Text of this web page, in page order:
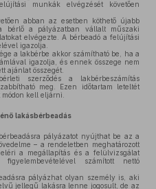
munkák elvégzését követően
abban az esetben köthető újabb
bérlő a pályázatban vállalt műszaki
elvégezte. A bérbeadó a felújítási
igazolja.
a lakbérbe akkor számítható be, ha a
igazolja, és ennek összege nem
ajánlat összegét.
szerződés a lakbérbeszámítás
meg. Ezen időtartam leteltét
kell eljárni.
lakásbérbeadás
pályázatot nyújthat be az a
– a rendeletben meghatározott
a megállapítás és a felülvizsgálat
számított nettó
pályázhat olyan személy is, aki
jellegű lakásra lenne jogosult, de az